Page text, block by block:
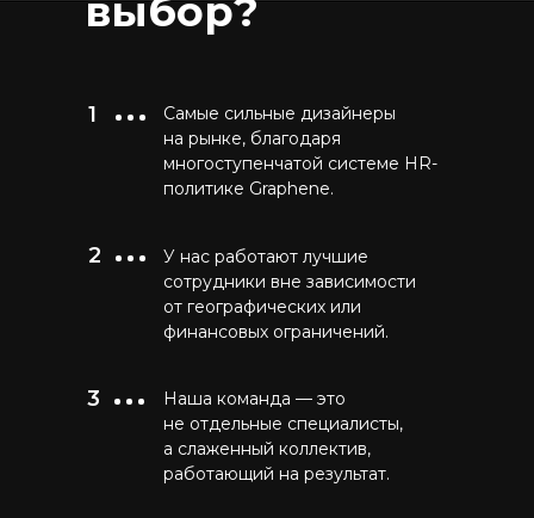
Наша команда — это
не отдельные специалисты,
а слаженный коллектив,
работающий на результат.
3
У нас работают лучшие
сотрудники вне зависимости
от географических или
финансовых ограничений.
2
Самые сильные дизайнеры
на рынке, благодаря
многоступенчатой системе HR-
политике Graphene.
1
выбор?